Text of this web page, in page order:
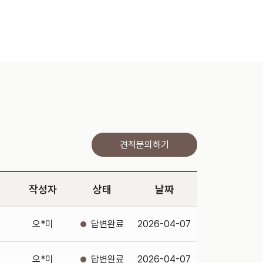
견적문의하기
작성자 상태 날짜
오*미 2026-04-07
오*미 2026-04-07